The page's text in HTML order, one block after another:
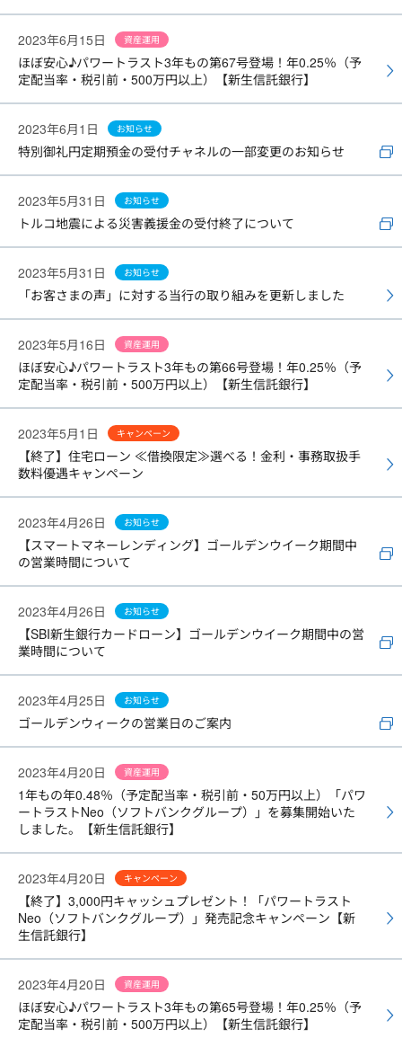
2023年6月15日 資産運用
ほぼ安心♪パワートラスト3年もの第67号登場！年0.25％（予
定配当率・税引前・500万円以上）【新生信託銀行】
2023年6月1日 お知らせ
特別御礼円定期預金の受付チャネルの一部変更のお知らせ
2023年5月31日 お知らせ
トルコ地震による災害義援金の受付終了について
2023年5月31日 お知らせ
「お客さまの声」に対する当行の取り組みを更新しました
2023年5月16日 資産運用
ほぼ安心♪パワートラスト3年もの第66号登場！年0.25％（予
定配当率・税引前・500万円以上）【新生信託銀行】
2023年5月1日 キャンペーン
【終了】住宅ローン ≪借換限定≫選べる！金利・事務取扱手
数料優遇キャンペーン
2023年4月26日 お知らせ
【スマートマネーレンディング】ゴールデンウイーク期間中
の営業時間について
2023年4月26日 お知らせ
【SBI新生銀行カードローン】ゴールデンウイーク期間中の営
業時間について
2023年4月25日 お知らせ
ゴールデンウィークの営業日のご案内
2023年4月20日 資産運用
1年もの年0.48％（予定配当率・税引前・50万円以上）「パワ
ートラストNeo（ソフトバンクグループ）」を募集開始いた
しました。【新生信託銀行】
2023年4月20日 キャンペーン
【終了】3,000円キャッシュプレゼント！「パワートラスト
Neo（ソフトバンクグループ）」発売記念キャンペーン【新
生信託銀行】
2023年4月20日 資産運用
ほぼ安心♪パワートラスト3年もの第65号登場！年0.25％（予
定配当率・税引前・500万円以上）【新生信託銀行】